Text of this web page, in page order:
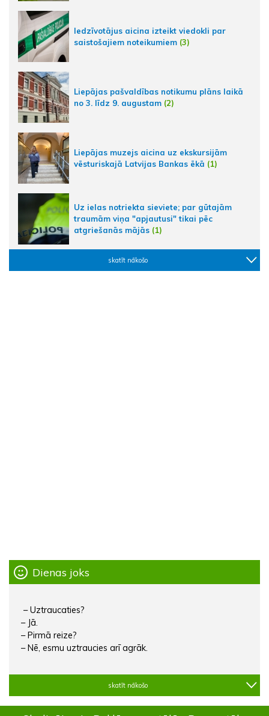
Iedzīvotājus aicina izteikt viedokli par
saistošajiem noteikumiem (3)
Liepājas pašvaldības notikumu plāns laikā
no 3. līdz 9. augustam (2)
Liepājas muzejs aicina uz ekskursijām
vēsturiskajā Latvijas Bankas ēkā (1)
Uz ielas notriekta sieviete; par gūtajām
traumām viņa "apjautusi" tikai pēc
atgriešanās mājās (1)
skatīt nākošo
Dienas joks
– Uztraucaties?
– Jā.
– Pirmā reize?
– Nē, esmu uztraucies arī agrāk.
skatīt nākošo